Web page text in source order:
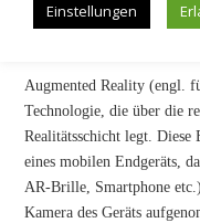
Was ist
Augmented Reality (engl.
Technologie, die über die
Realitätsschicht legt.
eines mobilen Endgeräts,
AR-Brille, Smartphone
Kamera des Geräts
Einstellungen